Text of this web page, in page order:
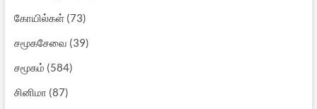
கோயில்கள்(73)
சமூகசேவை (39)
சமூகம் (584)
சினிமா (87)